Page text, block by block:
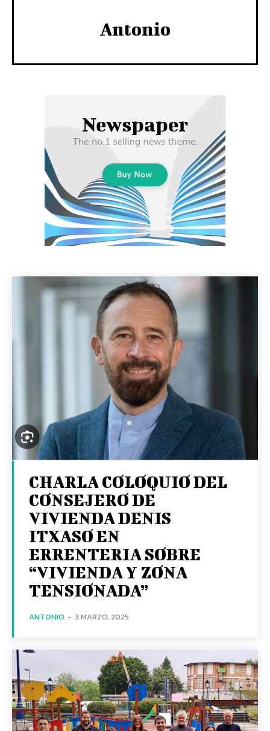
Antonio
CHARLA COLOQUIO DEL
CONSEJERO DE
VIVIENDA DENIS
ITXASO EN
ERRENTERIA SOBRE
“VIVIENDA Y ZONA
TENSIONADA”
ANTONIO - 3 MARZO, 2025